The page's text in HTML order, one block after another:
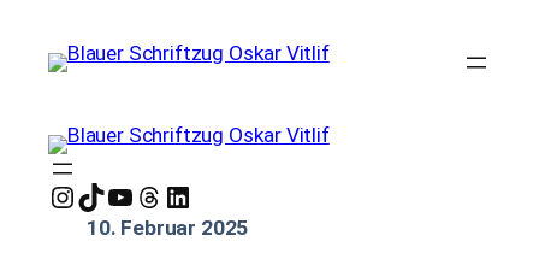
InstagramTikTok YouTube Threads LinkedIn
10. Februar 2025